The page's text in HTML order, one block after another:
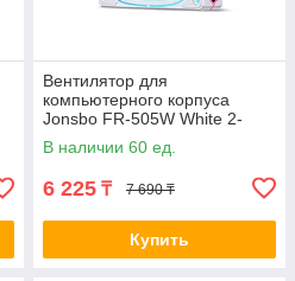
Вентилятор для
компьютерного корпуса
Jonsbo FR-505W White 2-
021788
В наличии 60 ед.
6 225 ₸ 7 690 ₸
Купить